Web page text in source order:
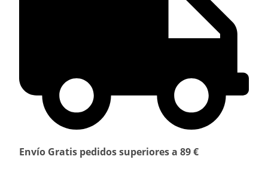
Envío Gratis pedidos superiores a 89 €